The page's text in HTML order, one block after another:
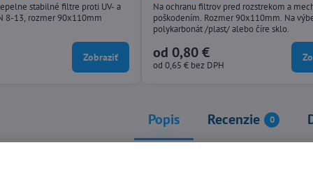
Popis Recenzie 0
stabilné filtre proti UV- a
8-13, rozmer 90x110mm
Zobraziť
Na ochranu filtrov pred rozstrekom a
poškodením. Rozmer 90x110mm. Na
polykarbonát /plast/ alebo číre sklo.
od 0,80 €
od 0,65 € bez DPH